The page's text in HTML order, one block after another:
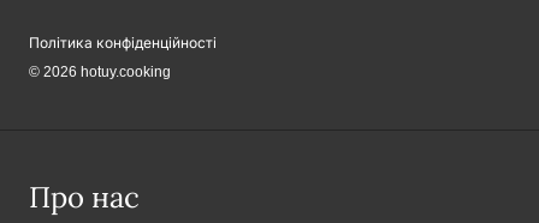
Політика конфіденційності
© 2026 hotuy.cooking
Про нас